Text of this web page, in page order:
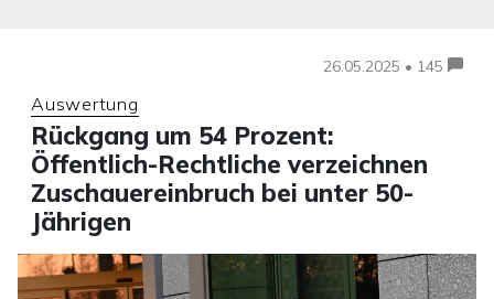
26.05.2025 • 145
Auswertung
Rückgang um 54 Prozent:
Öffentlich-Rechtliche verzeichnen
Zuschauereinbruch bei unter 50-
Jährigen